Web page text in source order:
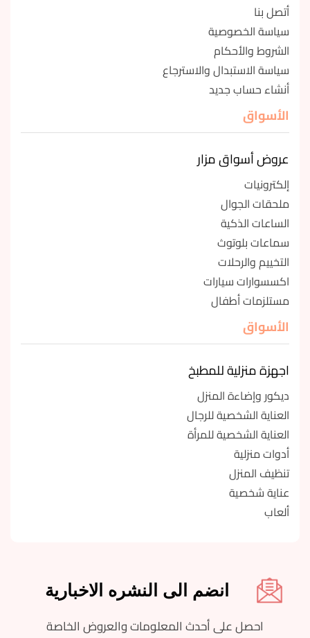
أتصل بنا
سياسة الخصوصية
الشروط والأحكام
سياسة الاستبدال والاسترجاع
أنشاء حساب جديد
الأسواق
عروض أسواق مزار
إلكترونيات
ملحقات الجوال
الساعات الذكية
سماعات بلوتوث
التخييم والرحلات
اكسسوارات سيارات
مستلزمات أطفال
الأسواق
اجهزة منزلية للمطبخ
ديكور وإضاءة المنزل
العناية الشخصية للرجال
العناية الشخصية للمرأة
أدوات منزلية
تنظيف المنزل
عناية شخصية
ألعاب
انضم الى النشره الاخبارية
احصل على أحدث المعلومات والعروض الخاصة